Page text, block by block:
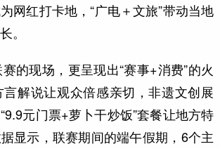
网红打卡地，“广电＋文旅”带动当地
。
的现场，更呈现出“赛事+消费”的火
解说让观众倍感亲切，非遗文创展
元门票+萝卜干炒饭”套餐让地方特
显示，联赛期间的端午假期，6个主